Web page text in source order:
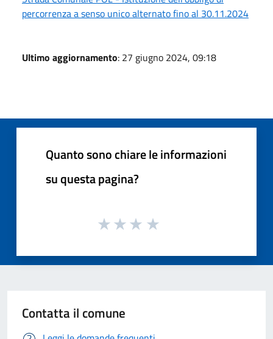
percorrenza a senso unico alternato fino al 30.11.2024
Ultimo aggiornamento: 27 giugno 2024, 09:18
Quanto sono chiare le informazioni
su questa pagina?
Contatta il comune